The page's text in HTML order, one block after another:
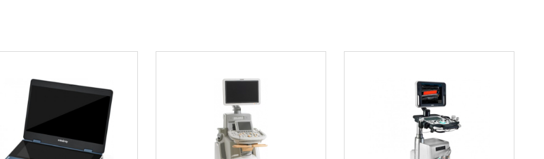
Реабилитация после тяжелых заболеваний
Сопровождение пациентов при транспортировке
Профилактика гипоксии у ослабленных больных